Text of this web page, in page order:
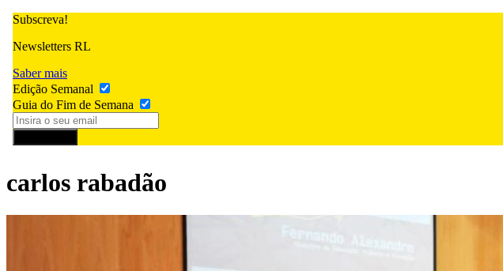
Subscreva!
Newsletters RL
Saber mais
Edição Semanal
Guia do Fim de Semana
carlos rabadão